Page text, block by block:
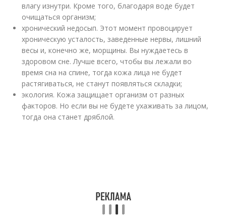
влагу изнутри. Кроме того, благодаря воде будет
очищаться организм;
хронический недосып. Этот момент провоцирует
хроническую усталость, заведенные нервы, лишний
весы и, конечно же, морщины. Вы нуждаетесь в
здоровом сне. Лучше всего, чтобы вы лежали во
время сна на спине, тогда кожа лица не будет
растягиваться, не станут появляться складки;
экология. Кожа защищает организм от разных
факторов. Но если вы не будете ухаживать за лицом,
тогда она станет дряблой.